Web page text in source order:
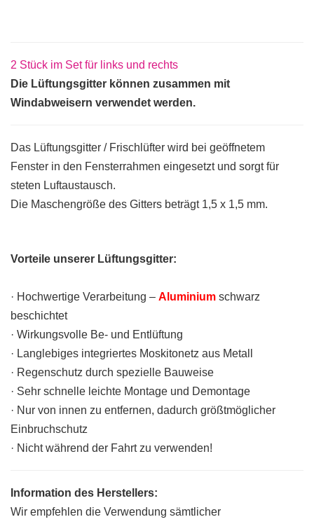
2 Stück im Set für links und rechts
Die Lüftungsgitter können zusammen mit
Windabweisern verwendet werden.
Das Lüftungsgitter / Frischlüfter wird bei geöffnetem
Fenster in den Fensterrahmen eingesetzt und sorgt für
steten Luftaustausch.
Die Maschengröße des Gitters beträgt 1,5 x 1,5 mm.
Vorteile unserer Lüftungsgitter:
· Hochwertige Verarbeitung – Aluminium schwarz
beschichtet
· Wirkungsvolle Be- und Entlüftung
· Langlebiges integriertes Moskitonetz aus Metall
· Regenschutz durch spezielle Bauweise
· Sehr schnelle leichte Montage und Demontage
· Nur von innen zu entfernen, dadurch größtmöglicher
Einbruchschutz
· Nicht während der Fahrt zu verwenden!
Information des Herstellers:
Wir empfehlen die Verwendung sämtlicher